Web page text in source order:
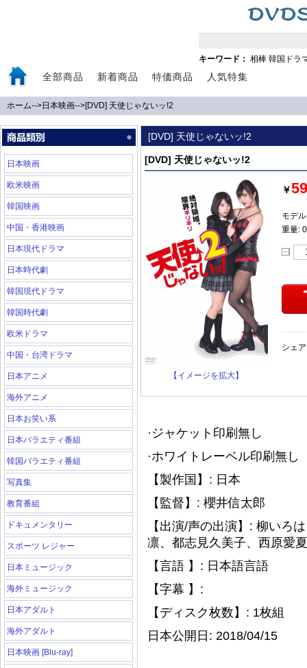
キーワード： 相棒 韓国ドラ
全部商品 新着商品 特価商品 人気特集
ホーム-->日本映画-->[DVD] 天使じゃないッ!2
日本映画
欧米映画
韓国映画
中国・香港映画
日本現代ドラマ
日本時代劇
韓国現代ドラマ
韓国時代劇
欧米ドラマ
中国・台湾ドラマ
日本アニメ
海外アニメ
日本お笑い系
日本バラエティ番組
韓国バラエティ番組
写真集
教育番組
ドキュメンタリー
スポーツ レジャー
日本ミュージック
海外ミュージック
日本アダルト
海外アダルト
日本映画 [Blu-ray]
[DVD] 天使じゃないッ!2
[DVD] 天使じゃないッ!2
【イメージを拡大】
￥
モデ
重量:
シェ
·ジャケット印刷無し
·ホワイトレーベル印刷無
【製作国】: 日本
【監督】: 櫻井信太郎
【出演/声の出演】: 柳いろ
凛、都志見久美子、西原愛夏
【言語 】: 日本語言語
【字幕 】:
【ディスク枚数】: 1枚組
日本公開日: 2018/04/15